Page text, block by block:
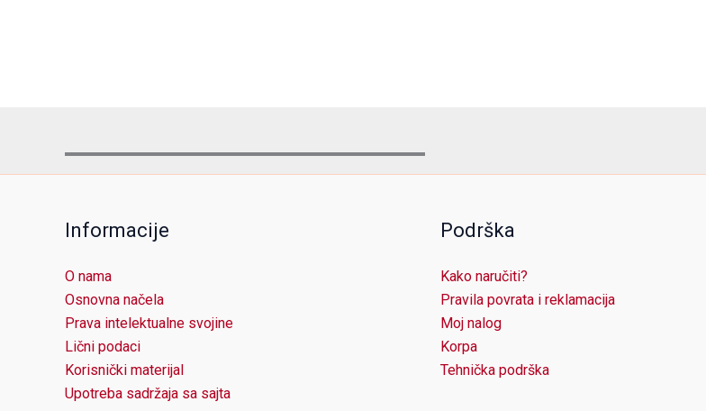
Informacije
O nama
Osnovna načela
Prava intelektualne svojine
Lični podaci
Korisnički materijal
Upotreba sadržaja sa sajta
Podrška
Kako naručiti?
Pravila povrata i reklamacija
Moj nalog
Korpa
Tehnička podrška